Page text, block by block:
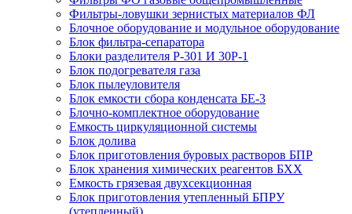
Фильтры-ловушки зернистых материалов ФЛ
Блочное оборудование и модульное оборудование
Блок фильтра-сепаратора
Блоки разделителя Р-301 И 30Р-1
Блок подогревателя газа
Блок пылеуловителя
Блок емкости сбора конденсата БЕ-3
Блочно-комплектное оборудование
Емкость циркуляционной системы
Блок долива
Блок приготовления буровых растворов БПР
Блок хранения химических реагентов БХХ
Емкость грязевая двухсекционная
Блок приготовления утепленный БПРУ
(утепленный)